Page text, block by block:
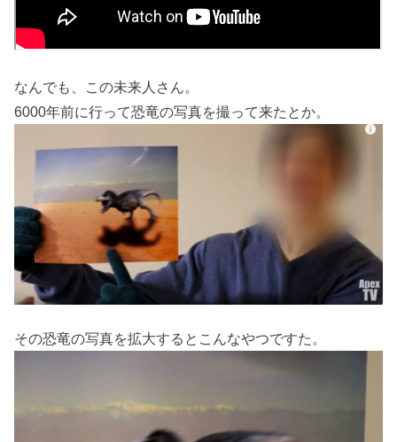
なんでも、この未来人さん。
6000年前に行って恐竜の写真を撮って来たとか。
その恐竜の写真を拡大するとこんなやつですた。